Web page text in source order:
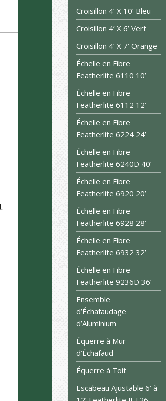
Croisillon 4’ X 10’ Bleu
Croisillon 4’ X 6’ Vert
Croisillon 4’ X 7’ Orange
Échelle en Fibre
Featherlite 6110 10’
Échelle en Fibre
Featherlite 6112 12’
Échelle en Fibre
Featherlite 6224 24’
Échelle en Fibre
Featherlite 6240D 40’
Échelle en Fibre
Featherlite 6920 20’
Échelle en Fibre
Featherlite 6928 28’
Échelle en Fibre
Featherlite 6932 32’
Échelle en Fibre
Featherlite 9236D 36’
Ensemble
d’Échafaudage
d’Aluminium
Équerre à Mur
d’Échafaud
Équerre à Toit
Escabeau Ajustable 6’ à